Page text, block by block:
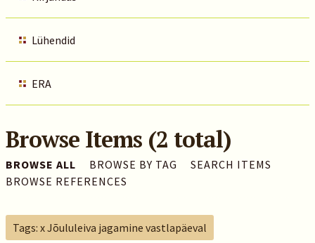
Lühendid
ERA
Browse Items (2 total)
BROWSE ALL BROWSE BY TAG
SEARCH ITEMS
BROWSE REFERENCES
Tags: x Jõululeiva jagamine vastlapäeval